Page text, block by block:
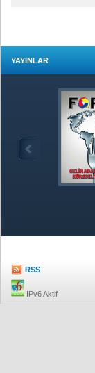
YAYINLAR
RSS
IPv6 Aktif